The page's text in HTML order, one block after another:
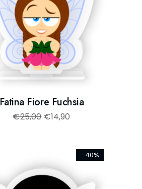
Fatina Fiore Fuchsia
€25,00 €14,90
-40%